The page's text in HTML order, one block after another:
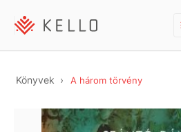
Könyvek A három törvény